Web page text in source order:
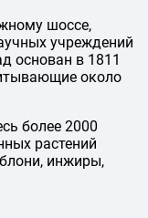
шоссе,
учреждений
основан в 1811
около
более 2000
растений
инжиры,